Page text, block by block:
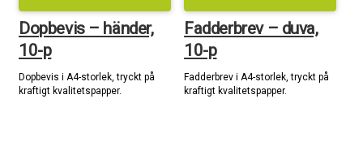
Dopbevis – händer,
10-p
Dopbevis i A4-storlek, tryckt på
kraftigt kvalitetspapper.
Fadderbrev – duva,
10-p
Fadderbrev i A4-storlek, tryckt på
kraftigt kvalitetspapper.